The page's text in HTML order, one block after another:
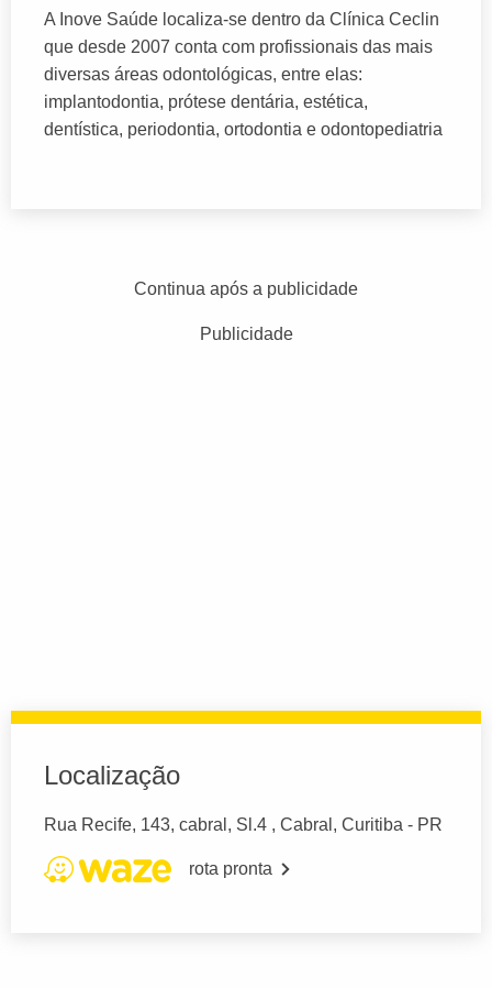
A Inove Saúde localiza-se dentro da Clínica Ceclin
que desde 2007 conta com profissionais das mais
diversas áreas odontológicas, entre elas:
implantodontia, prótese dentária, estética,
dentística, periodontia, ortodontia e odontopediatria
Continua após a publicidade
Publicidade
Localização
Rua Recife, 143, cabral, Sl.4 , Cabral, Curitiba - PR
rota pronta